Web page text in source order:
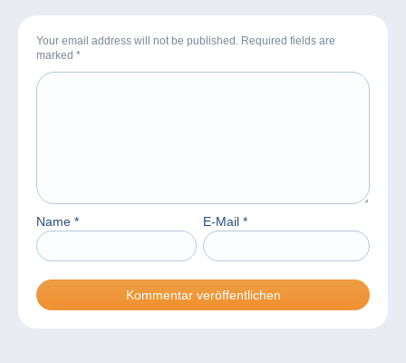
Your email address will not be published. Required fields are
marked *
Name * E-Mail *